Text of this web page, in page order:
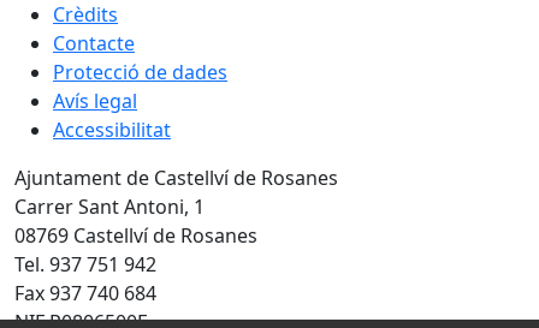
Crèdits
Contacte
Protecció de dades
Avís legal
Accessibilitat
Ajuntament de Castellví de Rosanes
Carrer Sant Antoni, 1
08769 Castellví de Rosanes
Tel. 937 751 942
Fax 937 740 684
NIF P0806500E